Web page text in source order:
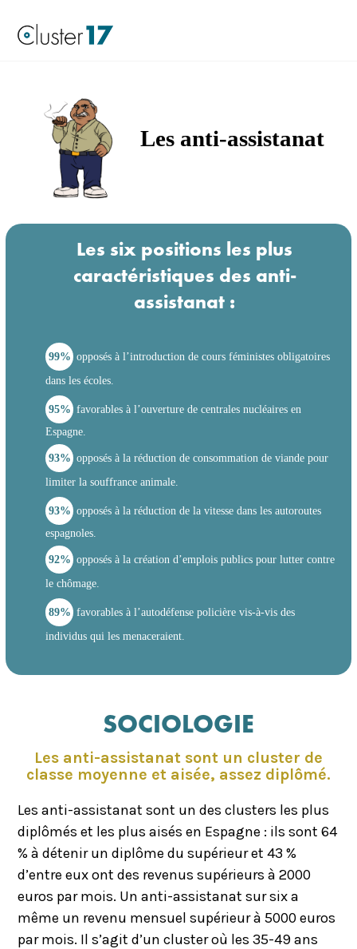
Les anti-assistanat
Les six positions les plus
caractéristiques des anti-
assistanat :
99% opposés à l’introduction de cours féministes obligatoires
dans les écoles.
95% favorables à l’ouverture de centrales nucléaires en
Espagne.
93% opposés à la réduction de consommation de viande pour
limiter la souffrance animale.
93% opposés à la réduction de la vitesse dans les autoroutes
espagnoles.
92% opposés à la création d’emplois publics pour lutter contre
le chômage.
89% favorables à l’autodéfense policière vis-à-vis des
individus qui les menaceraient.
SOCIOLOGIE
Les anti-assistanat sont un cluster de
classe moyenne et aisée, assez diplômé.
Les anti-assistanat sont un des clusters les plus
diplômés et les plus aisés en Espagne : ils sont 64
% à détenir un diplôme du supérieur et 43 %
d’entre eux ont des revenus supérieurs à 2000
euros par mois. Un anti-assistanat sur six a
même un revenu mensuel supérieur à 5000 euros
par mois. Il s’agit d’un cluster où les 35-49 ans